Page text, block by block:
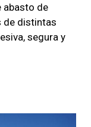
abasto de
de distintas
segura y